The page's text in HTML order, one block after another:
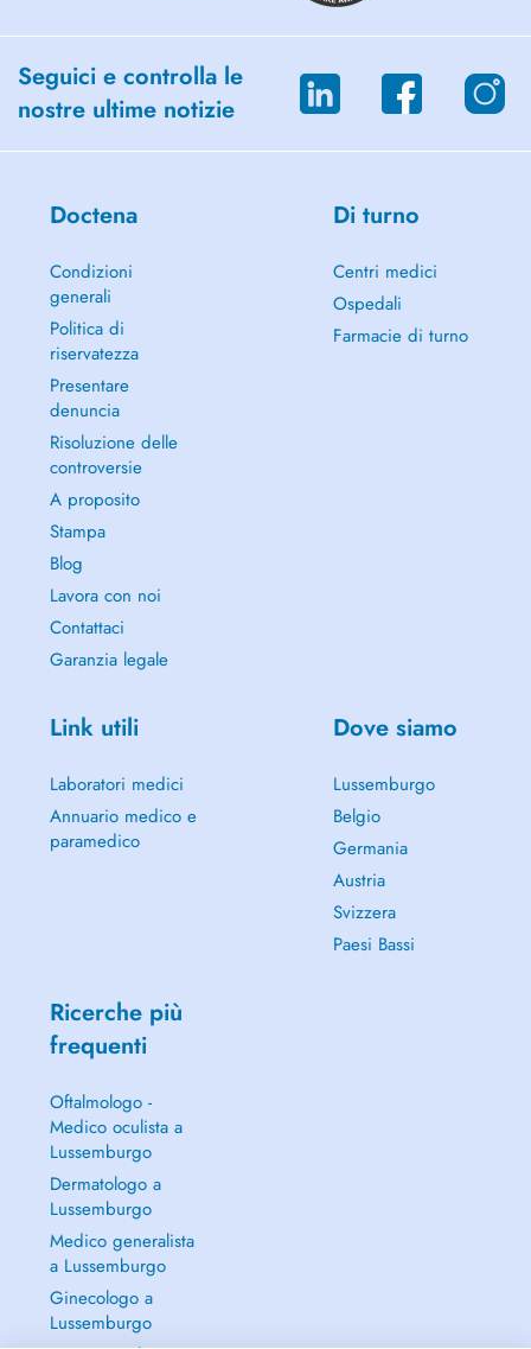
Seguici e controlla le
nostre ultime notizie
Doctena
Condizioni
generali
Politica di
riservatezza
Presentare
denuncia
Risoluzione delle
controversie
A proposito
Stampa
Blog
Lavora con noi
Contattaci
Garanzia legale
Di turno
Centri medici
Ospedali
Farmacie di turno
Link utili
Laboratori medici
Annuario medico e
paramedico
Dove siamo
Lussemburgo
Belgio
Germania
Austria
Svizzera
Paesi Bassi
Ricerche più
frequenti
Oftalmologo -
Medico oculista a
Lussemburgo
Dermatologo a
Lussemburgo
Medico generalista
a Lussemburgo
Ginecologo a
Lussemburgo